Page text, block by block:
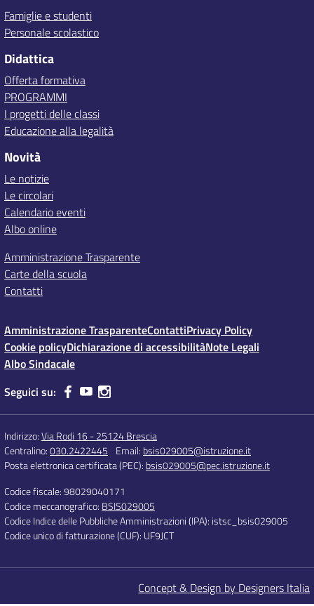
Famiglie e studenti
Personale scolastico
Didattica
Offerta formativa
PROGRAMMI
I progetti delle classi
Educazione alla legalità
Novità
Le notizie
Le circolari
Calendario eventi
Albo online
Amministrazione Trasparente
Carte della scuola
Contatti
Amministrazione TrasparenteContattiPrivacy Policy
Cookie policyDichiarazione di accessibilitàNote Legali
Albo Sindacale
Seguici su:
Indirizzo:Via Rodi 16 - 25124 Brescia
Centralino:030.2422445 Email: bsis029005@istruzione.it
Posta elettronica certificata (PEC): bsis029005@pec.istruzione.it
Codice fiscale: 98029040171
Codice meccanografico: BSIS029005
Codice Indice delle Pubbliche Amministrazioni (IPA): istsc_bsis029005
Codice unico di fatturazione (CUF): UF9JCT
Concept & Design by Designers Italia